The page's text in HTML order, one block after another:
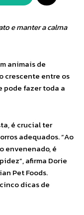
e manter a calma
animais de
crescente entre os
pode fazer toda a
é crucial ter
adequados. “Ao
envenenado, é
afirma Dorie
Pet Foods.
dicas de